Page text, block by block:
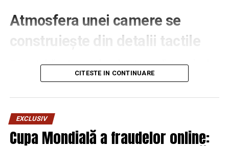
Când vocea unui om devine
Ce a spus, de fapt, polițistul Bendriș, de a deranjat atât
de tare „inalții” din Poliția Română? A îndrăznit să
rostească adevăruri incomode, adesea dureroase. „Am
securității, dar degeaba!” – mărturisește agentul Bendriș.
Iar speranța sa a fost călcată în picioare. În podcast, el a
Atmosfera unei camere se
construiește din detalii tactile
Contactul direct cu pardoseala este una dintre primele
senzații fizice pe care le are un oaspete atunci când
pe drum, seara târziu. Textura și moliciunea potrivite,
oferite democheta hotel
care este percepută o cameră, chiar dacă restul
mobilierului rămâne identic de la o unitate la alta din
CITESTE IN CONTINUARE
EXCLUSIV
Cupa Mondială a fraudelor online: